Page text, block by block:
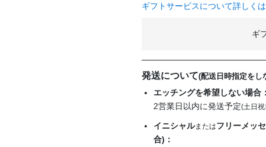
発送について(配送日時指定をし
エッチングを希望しない場合：
2営業日以内に発送予定(土日
イニシャルまたはフリーメッ
合)：
ギフトサービスについて詳しく
ギ